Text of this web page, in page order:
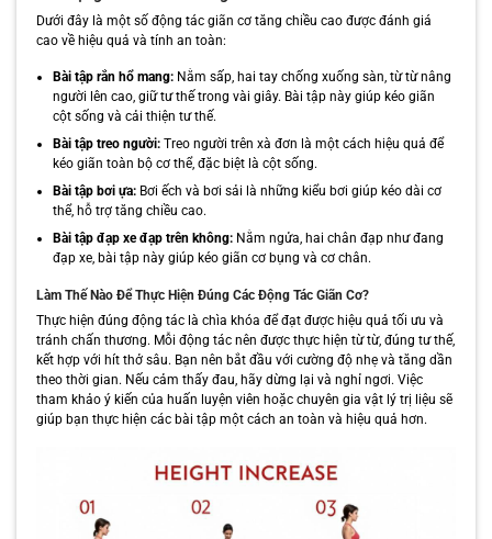
Dưới đây là một số động tác giãn cơ tăng chiều cao được đánh giá
cao về hiệu quả và tính an toàn:
Bài tập rắn hổ mang:Nằm sấp, hai tay chống xuống sàn, từ từ nâng
người lên cao, giữ tư thế trong vài giây. Bài tập này giúp kéo giãn
cột sống và cải thiện tư thế.
Bài tập treo người:Treo người trên xà đơn là một cách hiệu quả để
kéo giãn toàn bộ cơ thể, đặc biệt là cột sống.
Bài tập bơi ựa:Bơi ếch và bơi sải là những kiểu bơi giúp kéo dài cơ
thể, hỗ trợ tăng chiều cao.
Bài tập đạp xe đạp trên không:Nằm ngửa, hai chân đạp như đang
đạp xe, bài tập này giúp kéo giãn cơ bụng và cơ chân.
Làm Thế Nào Để Thực Hiện Đúng Các Động Tác Giãn Cơ?
Thực hiện đúng động tác là chìa khóa để đạt được hiệu quả tối ưu và
tránh chấn thương. Mỗi động tác nên được thực hiện từ từ, đúng tư thế,
kết hợp với hít thở sâu. Bạn nên bắt đầu với cường độ nhẹ và tăng dần
theo thời gian. Nếu cảm thấy đau, hãy dừng lại và nghỉ ngơi. Việc
tham khảo ý kiến của huấn luyện viên hoặc chuyên gia vật lý trị liệu sẽ
giúp bạn thực hiện các bài tập một cách an toàn và hiệu quả hơn.